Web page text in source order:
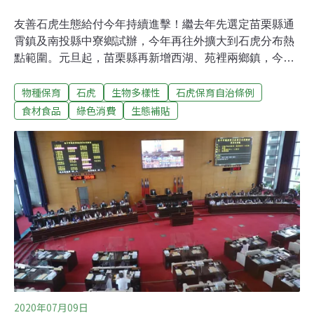
友善石虎生態給付今年持續進擊！繼去年先選定苗栗縣通
霄鎮及南投縣中寮鄉試辦，今年再往外擴大到石虎分布熱
點範圍。元旦起，苗栗縣再新增西湖、苑裡兩鄉鎮，今年
劃朝加疊方向給付，農民不須放棄原有獎勵措施。縣府也
歡迎縣內農民、養雞戶及社區加入石虎保育行列，共同演
補助與額外勞務難平衡「友善石虎生態服務給付試辦計
畫」今年舉辦六場說明會，5月23日從苑裡鎮蕉埔里開
跑，7月3日在月稱光明寺畫上句點，每場參與人數在15～
40人之間。合計約有40個養雞戶、15位農民申請計畫補
助，比去年第一期略有增長。計畫執行團隊野聲生態顧問
公司表示，在試辦階段，上述3個鄉鎮共有16個社區巡守
隊補助名額，團隊協助社區裝設自動相機，只要拍到石
虎，就提供5萬元給付；3個月後若再拍到，可再補助一
次，一年最多兩次。歡迎養雞戶、農友及社區巡
物種保育 石虎 生物多樣性
石虎保育自治條例
食材食品
綠色消費 生態補貼
2020年07月09日